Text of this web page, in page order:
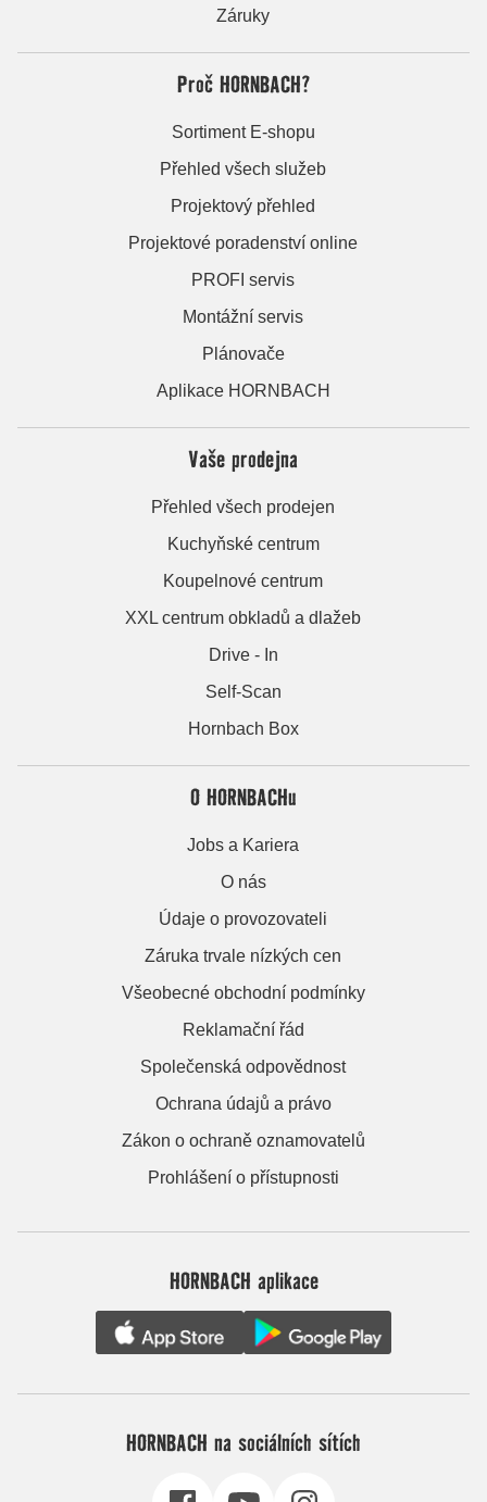
Záruky
Proč HORNBACH?
Sortiment E-shopu
Přehled všech služeb
Projektový přehled
Projektové poradenství online
PROFI servis
Montážní servis
Plánovače
Aplikace HORNBACH
Vaše prodejna
Přehled všech prodejen
Kuchyňské centrum
Koupelnové centrum
XXL centrum obkladů a dlažeb
Drive - In
Self-Scan
Hornbach Box
O HORNBACHu
Jobs a Kariera
O nás
Údaje o provozovateli
Záruka trvale nízkých cen
Všeobecné obchodní podmínky
Reklamační řád
Společenská odpovědnost
Ochrana údajů a právo
Zákon o ochraně oznamovatelů
Prohlášení o přístupnosti
HORNBACH aplikace
HORNBACH na sociálních sítích